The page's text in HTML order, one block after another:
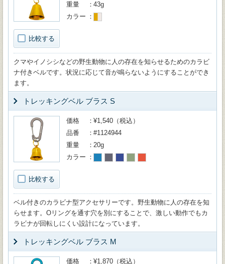
比較する
重量
43g
カラー
クマやイノシシなどの野生動物に人の存在を知らせるためのカラビ
ナ付きベルです。状況に応じて音が鳴らないようにすることができ
ます。
トレッキングベル ブラス S
比較する
価格
¥1,540（税込）
品番
#1124944
重量
20g
カラー
ベル付きのカラビナ型アクセサリーです。野生動物に人の存在を知
らせます。Oリングを通す穴を別にすることで、激しい動作でもカ
ラビナが回転しにくい設計になっています。
トレッキングベル ブラス M
価格 ¥1,870（税込）